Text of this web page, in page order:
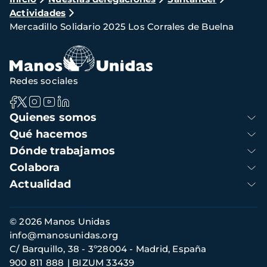
de
navegación
Actividades
Mercadillo Solidario 2025 Los Corrales de Buelna
Navegación
principal
Quienes somos
Qué hacemos
Dónde trabajamos
Colabora
Actualidad
Redes sociales
Información
de
contacto
© 2026 Manos Unidas
C/ Barquillo, 38 - 3º28004 - Madrid, España
900 811 888
BIZUM 33439
info@manosunidas.org